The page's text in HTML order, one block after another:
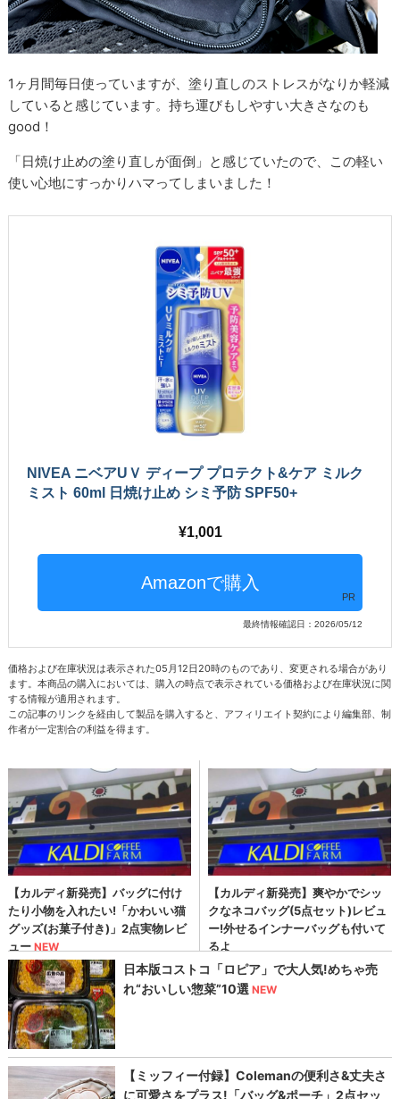
1ヶ月間毎日使っていますが、塗り直しのストレスがなりか軽減
していると感じています。持ち運びもしやすい大きさなのも
good！
「日焼け止めの塗り直しが面倒」と感じていたので、この軽い
使い心地にすっかりハマってしまいました！
NIVEA ニベアUＶ ディープ プロテクト&ケア ミルク
ミスト 60ml 日焼け止め シミ予防 SPF50+
1,001
PR
最終情報確認日：2026/05/12
価格および在庫状況は表示された05月12日20時のものであり、変更される場合があり
ます。本商品の購入においては、購入の時点で表示されている価格および在庫状況に関
する情報が適用されます。
この記事のリンクを経由して製品を購入すると、アフィリエイト契約により編集部、制
作者が一定割合の利益を得ます。